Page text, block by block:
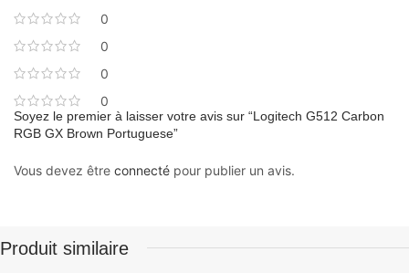
0
0
0
0
Soyez le premier à laisser votre avis sur “Logitech G512 Carbon
RGB GX Brown Portuguese”
Vous devez être connecté pour publier un avis.
Produit similaire